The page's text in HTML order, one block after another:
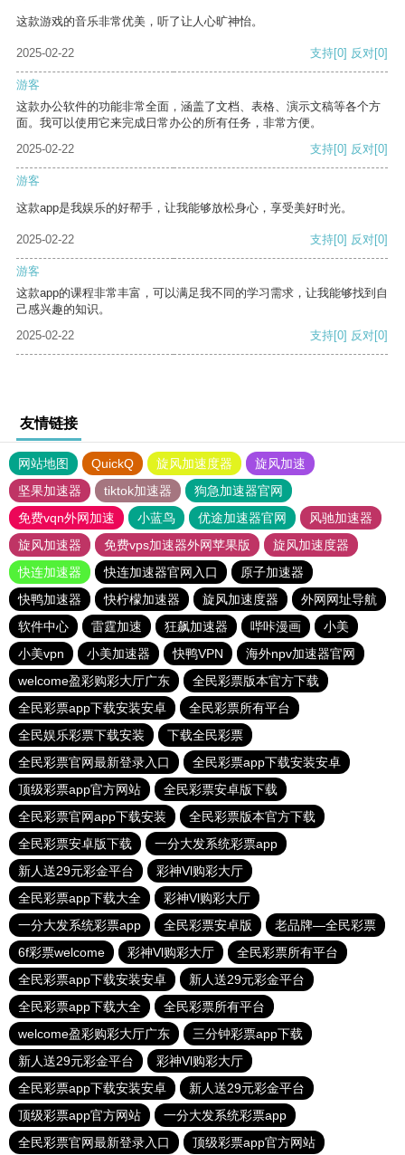
这款游戏的音乐非常优美，听了让人心旷神怡。
2025-02-22 支持[0] 反对[0]
游客
这款办公软件的功能非常全面，涵盖了文档、表格、演示文稿等各个方
面。我可以使用它来完成日常办公的所有任务，非常方便。
2025-02-22
支持[0] 反对[0]
游客
这款app是我娱乐的好帮手，让我能够放松身心，享受美好时光。
2025-02-22 支持[0] 反对[0]
游客
这款app的课程非常丰富，可以满足我不同的学习需求，让我能够找到自
己感兴趣的知识。
2025-02-22
支持[0] 反对[0]
友情链接
网站地图 QuickQ 旋风加速度器
旋风加速
坚果加速器
tiktok加速器
狗急加速器官网
免费vqn外网加速
小蓝鸟 优途加速器官网
风驰加速器
旋风加速器
免费vps加速器外网苹果版
旋风加速度器
快连加速器
快连加速器官网入口
原子加速器
快鸭加速器
快柠檬加速器 旋风加速度器
外网网址导航
软件中心
雷霆加速 狂飙加速器 哔咔漫画
小美
小美vpn
小美加速器 快鸭VPN
海外npv加速器官网
welcome盈彩购彩大厅广东
全民彩票版本官方下载
全民彩票app下载安装安卓
全民彩票所有平台
全民娱乐彩票下载安装
下载全民彩票
全民彩票官网最新登录入口
全民彩票app下载安装安卓
顶级彩票app官方网站
全民彩票安卓版下载
全民彩票官网app下载安装
全民彩票版本官方下载
全民彩票安卓版下载
一分大发系统彩票app
新人送29元彩金平台
彩神Vl购彩大厅
全民彩票app下载大全
彩神Vl购彩大厅
一分大发系统彩票app
全民彩票安卓版
老品牌—全民彩票
6f彩票welcome
彩神Vl购彩大厅
全民彩票所有平台
全民彩票app下载安装安卓
新人送29元彩金平台
全民彩票app下载大全
全民彩票所有平台
welcome盈彩购彩大厅广东
三分钟彩票app下载
新人送29元彩金平台
彩神Vl购彩大厅
全民彩票app下载安装安卓
新人送29元彩金平台
顶级彩票app官方网站
一分大发系统彩票app
全民彩票官网最新登录入口
顶级彩票app官方网站